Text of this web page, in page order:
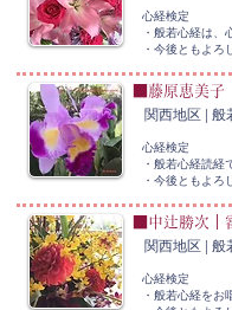
心経検定
・般若心経は、
・今後ともよろ
■藤原恵美子
関西地区 | 般
心経検定
・般若心経読経
・今後ともよろ
■中辻勝次｜
関西地区 | 般
心経検定
・般若心経をお